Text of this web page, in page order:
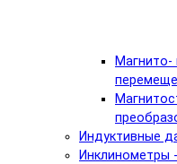
Магнито-
Индуктивные
Инклинометры